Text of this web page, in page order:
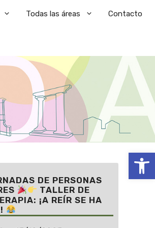
Abrir
Todas las áreas Contacto
DE PERSONAS
TALLER DE
¡A REÍR SE HA